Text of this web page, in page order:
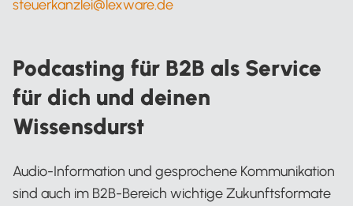
steuerkanzlei@lexware.de
Podcasting für B2B als Service
für dich und deinen
Wissensdurst
Audio-Information und gesprochene Kommunikation
sind auch im B2B-Bereich wichtige Zukunftsformate